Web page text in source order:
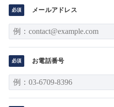
メールアドレス
お電話番号